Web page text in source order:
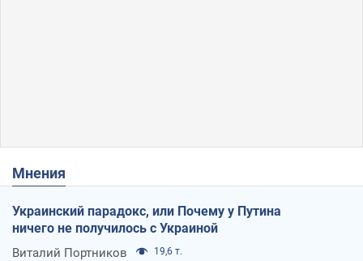
Мнения
Украинский парадокс, или Почему у Путина
ничего не получилось с Украиной
Виталий Портников 19,6 т.